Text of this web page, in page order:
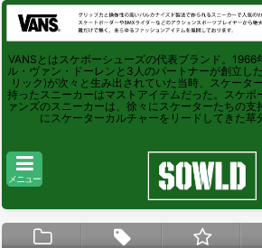
VANSとはスケボーシューズの代表ブランド。1966
ル・ヴァン・ドーレンと3人のパートナーが創立し
リック)が次々と生み出されていた当時、スケータ
持ったスニーカーはマストアイテムだった。スケボ
ァンズのスニーカーは、徐々にスケーターたちの支
にスケーターカルチャーをリードしてきた草
メニュー